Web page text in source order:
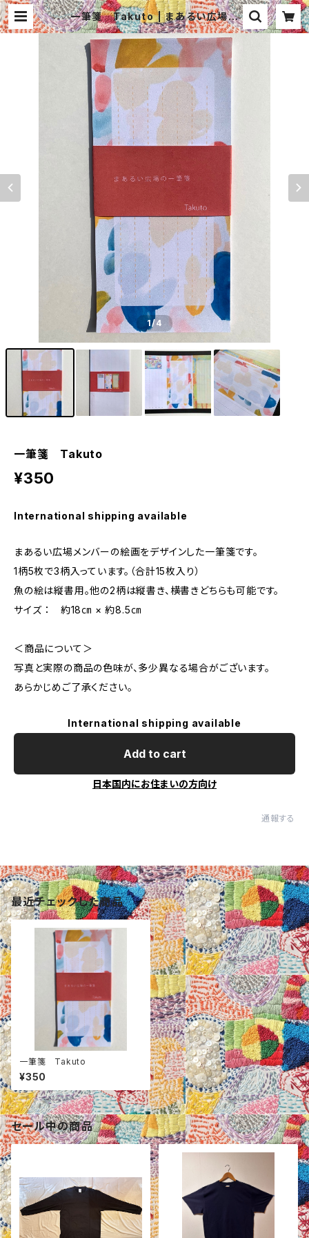
一筆箋 Takuto | まあるい広場
紙・糸・布×アート
1/4
一筆箋 Takuto
¥350
International shipping available
まあるい広場メンバーの絵画をデザインした一筆箋です。
1柄5枚で3柄入っています。（合計15枚入り）
魚の絵は縦書用。他の2柄は縦書き、横書きどちらも可能です。
サイズ ： 約18㎝ × 約8.5㎝
＜商品について＞
写真と実際の商品の色味が、多少異なる場合がございます。
あらかじめご了承ください。
International shipping available
Add to cart
日本国内にお住まいの方向け
通報する
最近チェックした商品
一筆箋 Takuto
¥350
セール中の商品